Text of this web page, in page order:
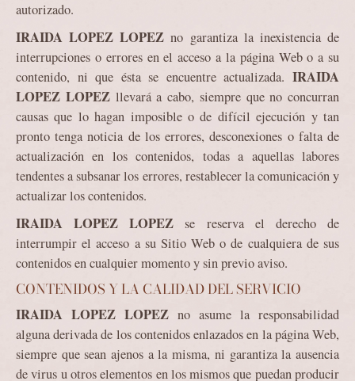
autorizado.
IRAIDA LOPEZ LOPEZ no garantiza la inexistencia de
interrupciones o errores en el acceso a la página Web o a su
contenido, ni que ésta se encuentre actualizada. IRAIDA
LOPEZ LOPEZllevará a cabo, siempre que no concurran
causas que lo hagan imposible o de difícil ejecución y tan
pronto tenga noticia de los errores, desconexiones o falta de
actualización en los contenidos, todas a aquellas labores
tendentes a subsanar los errores, restablecer la comunicación y
actualizar los contenidos.
IRAIDA LOPEZ LOPEZ se reserva el derecho de
interrumpir el acceso a su Sitio Web o de cualquiera de sus
contenidos en cualquier momento y sin previo aviso.
CONTENIDOS Y LA CALIDAD DEL SERVICIO
IRAIDA LOPEZ LOPEZ no asume la responsabilidad
alguna derivada de los contenidos enlazados en la página Web,
siempre que sean ajenos a la misma, ni garantiza la ausencia
de virus u otros elementos en los mismos que puedan producir